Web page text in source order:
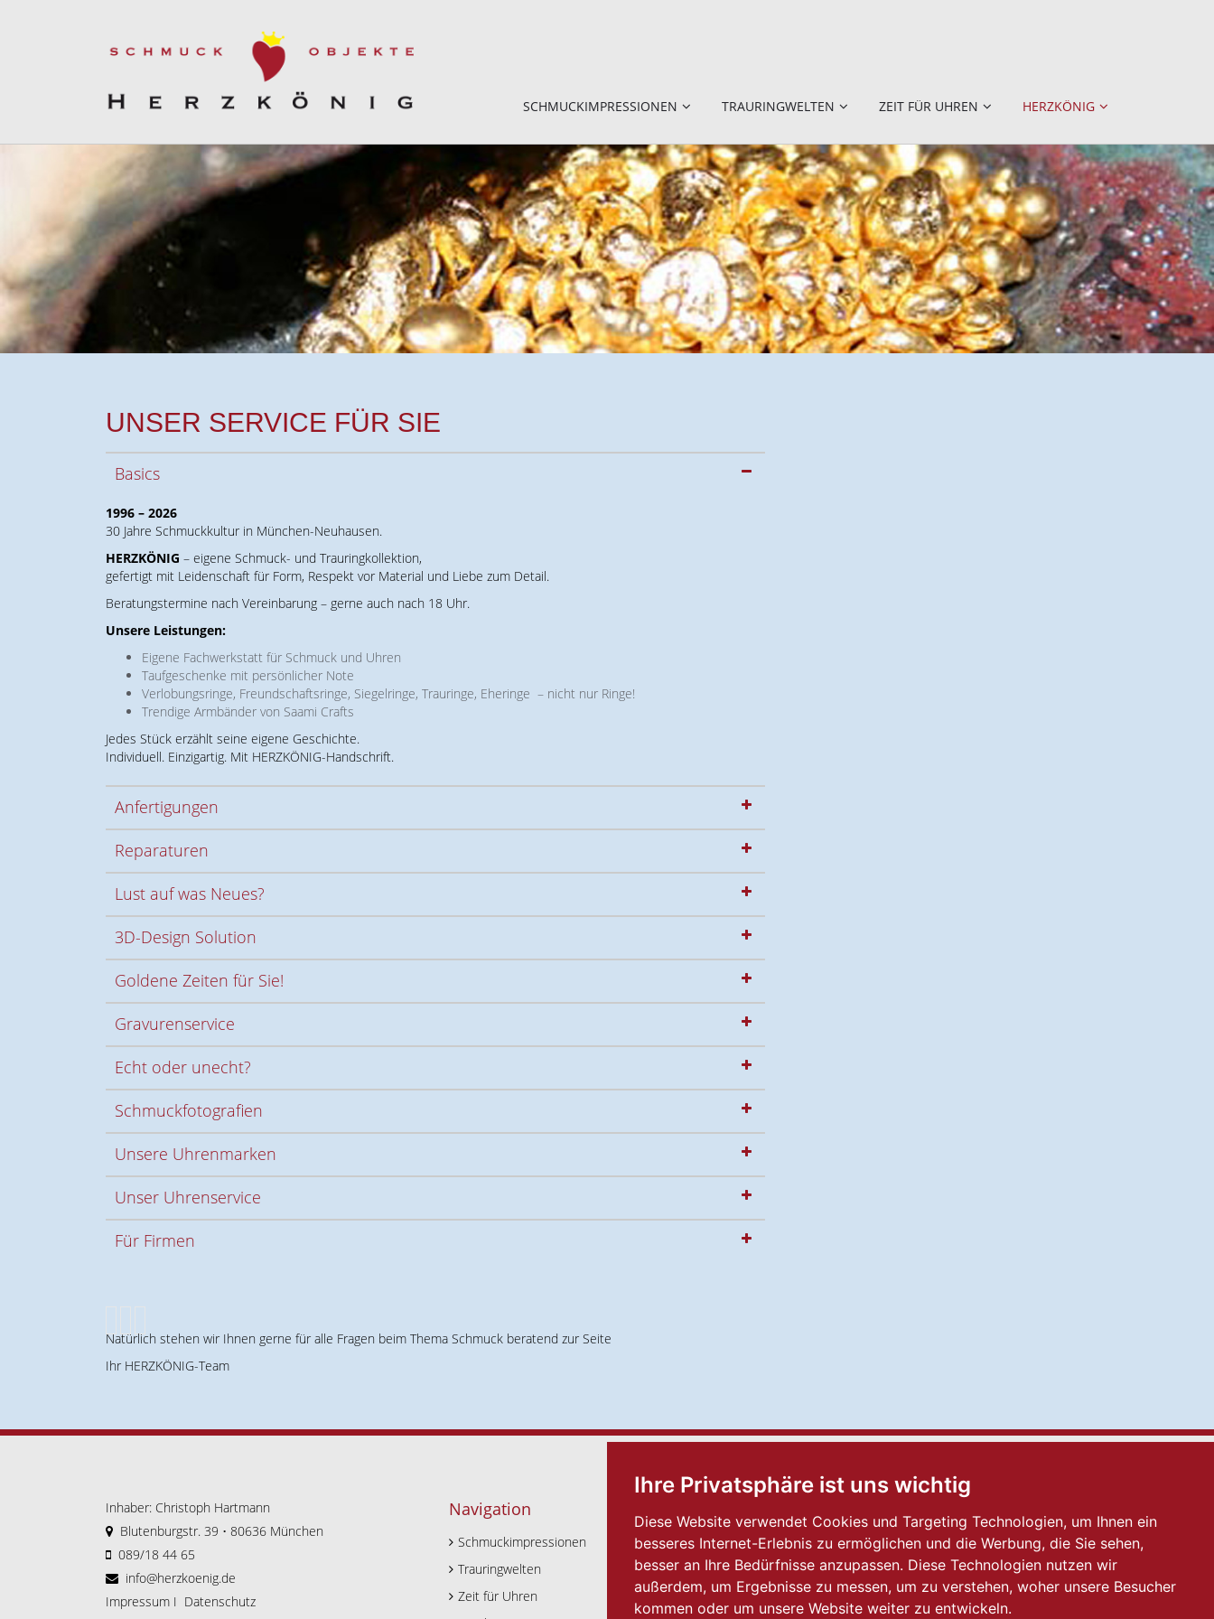
Ihre Privatsphäre ist uns wichtig
Diese Website verwendet Cookies und Targeting Technologien, um Ihnen ein
besseres Internet-Erlebnis zu ermöglichen und die Werbung, die Sie sehen,
besser an Ihre Bedürfnisse anzupassen. Diese Technologien nutzen wir
außerdem, um Ergebnisse zu messen, um zu verstehen, woher unsere Besucher
kommen oder um unsere Website weiter zu entwickeln.
SCHMUCKIMPRESSIONEN TRAURINGWELTEN ZEIT FÜR UHREN HERZKÖNIG
UNSER SERVICE FÜR SIE
Basics
1996 – 2026
30 Jahre Schmuckkultur in München-Neuhausen.
HERZKÖNIG – eigene Schmuck- und Trauringkollektion,
gefertigt mit Leidenschaft für Form, Respekt vor Material und Liebe zum Detail.
Beratungstermine nach Vereinbarung – gerne auch nach 18 Uhr.
Unsere Leistungen:
Eigene Fachwerkstatt für Schmuck und Uhren
Taufgeschenke mit persönlicher Note
Verlobungsringe, Freundschaftsringe, Siegelringe, Trauringe, Eheringe – nicht nur Ringe!
Trendige Armbänder von Saami Crafts
Jedes Stück erzählt seine eigene Geschichte.
Individuell. Einzigartig. Mit HERZKÖNIG-Handschrift.
Anfertigungen
Reparaturen
Lust auf was Neues?
3D-Design Solution
Goldene Zeiten für Sie!
Gravurenservice
Echt oder unecht?
Schmuckfotografien
Unsere Uhrenmarken
Unser Uhrenservice
Für Firmen
Natürlich stehen wir Ihnen gerne für alle Fragen beim Thema Schmuck beratend zur Seite
Ihr HERZKÖNIG-Team
Inhaber: Christoph Hartmann
Blutenburgstr. 39 • 80636 München
089/18 44 65
info@herzkoenig.de
Impressum I Datenschutz
Navigation
Schmuckimpressionen
Trauringwelten
Zeit für Uhren